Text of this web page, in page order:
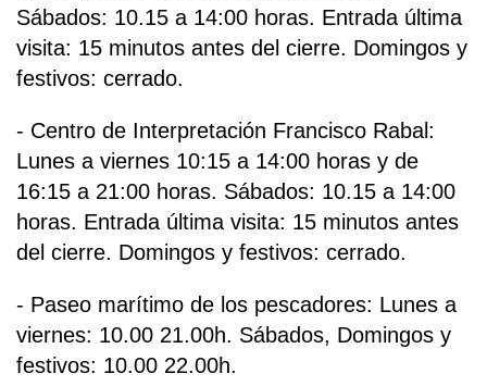
Sábados: 10.15 a 14:00 horas. Entrada última
visita: 15 minutos antes del cierre. Domingos y
festivos: cerrado.
- Centro de Interpretación Francisco Rabal:
Lunes a viernes 10:15 a 14:00 horas y de
16:15 a 21:00 horas. Sábados: 10.15 a 14:00
horas. Entrada última visita: 15 minutos antes
del cierre. Domingos y festivos: cerrado.
- Paseo marítimo de los pescadores: Lunes a
viernes: 10.00 21.00h. Sábados, Domingos y
festivos: 10.00 22.00h.